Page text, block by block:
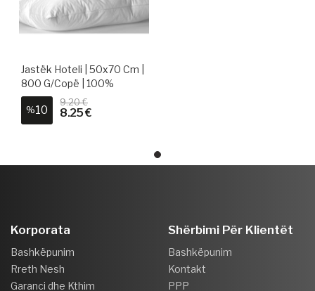
Jastëk Hoteli | 50x70 Cm |
800 G/copë | 100%
Pambuk
%10
9.20 €
8.25 €
Korporata
Bashkëpunim
Rreth Nesh
Garanci dhe Kthim
Shërbimi Për Klientët
Bashkëpunim
Kontakt
PPP